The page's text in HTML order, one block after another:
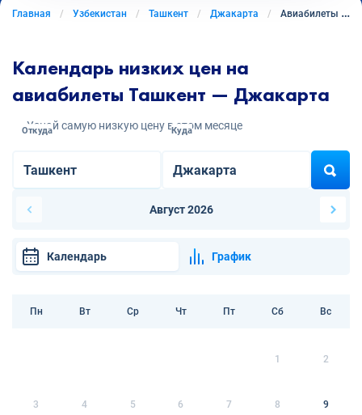
Главная Узбекистан Ташкент Джакарта Авиабилеты из Ташкента в Джакарту
Календарь низких цен на
авиабилеты Ташкент — Джакарта
Узнай самую низкую цену в этом месяце
Откуда Куда
Август 2026
Календарь График
Пн Вт Ср Чт Пт Сб Вс
1 2
3 4 5 6 7 8 9